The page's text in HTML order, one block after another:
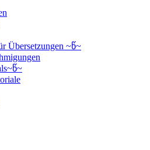
Übersetzungen ~წ~